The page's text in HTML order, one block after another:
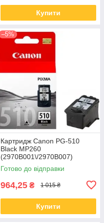
Купити
–5%
Картридж Canon PG-510
Black MP260
(2970B001\/2970B007)
Готово до відправки
964,25 ₴ 1 015 ₴
Купити